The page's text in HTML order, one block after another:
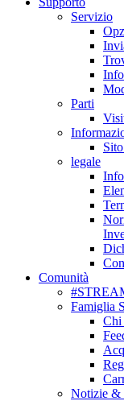
Servizio
Parti
legale
Comunità
Famiglia
Chi
Notizie &